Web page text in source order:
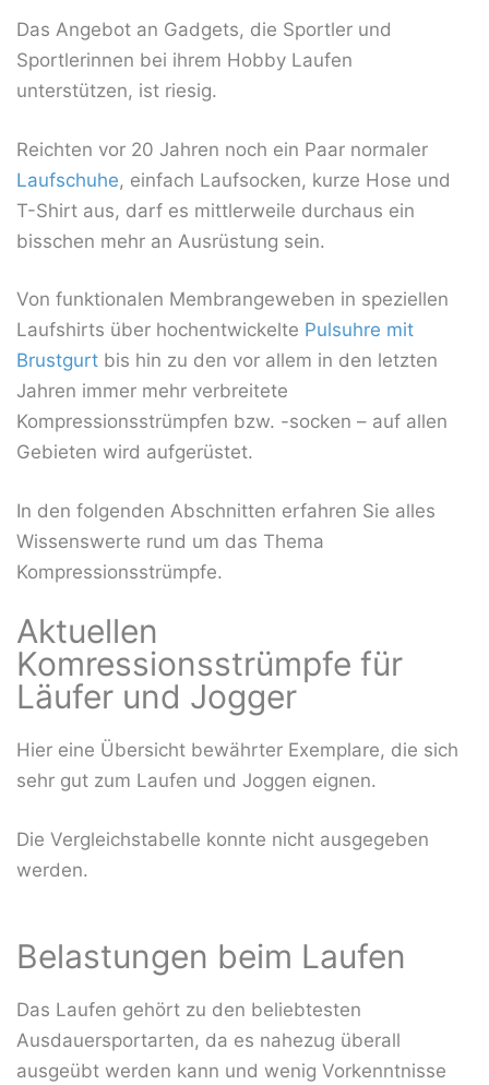
Das Angebot an Gadgets, die Sportler und
Sportlerinnen bei ihrem Hobby Laufen
unterstützen, ist riesig.
Reichten vor 20 Jahren noch ein Paar normaler
Laufschuhe, einfach Laufsocken, kurze Hose und
T-Shirt aus, darf es mittlerweile durchaus ein
bisschen mehr an Ausrüstung sein.
Von funktionalen Membrangeweben in speziellen
Laufshirts über hochentwickelte Pulsuhre mit
Brustgurt bis hin zu den vor allem in den letzten
Jahren immer mehr verbreitete
Kompressionsstrümpfen bzw. -socken – auf allen
Gebieten wird aufgerüstet.
In den folgenden Abschnitten erfahren Sie alles
Wissenswerte rund um das Thema
Kompressionsstrümpfe.
Aktuellen
Komressionsstrümpfe für
Läufer und Jogger
Hier eine Übersicht bewährter Exemplare, die sich
sehr gut zum Laufen und Joggen eignen.
Die Vergleichstabelle konnte nicht ausgegeben
werden.
Belastungen beim Laufen
Das Laufen gehört zu den beliebtesten
Ausdauersportarten, da es nahezug überall
ausgeübt werden kann und wenig Vorkenntnisse